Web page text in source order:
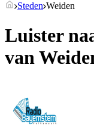
Steden Weiden
Luister
van